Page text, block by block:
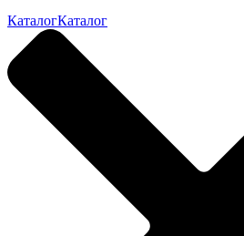
КаталогКаталог